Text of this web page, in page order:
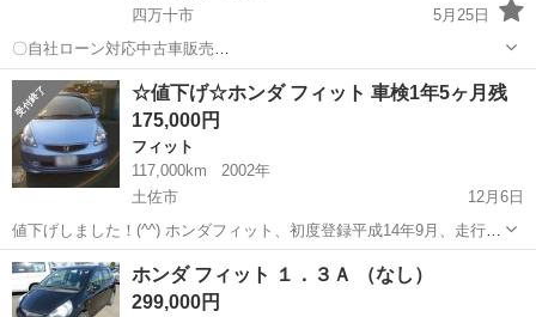
四万十市
5月25日
〇自社ローン対応中古車販売
〇 ☆どなたでも
ローン対応可能☆ １、勤続年数の短い方や自営業の方
２、パートをされる主婦の方や派遣社員の方 ３、自己破産...
高知 四万十市 フィット フィットシャトル
☆値下げ☆ホンダ フィット 車検1年5ヶ月残
175,000円
フィット
117,000km
2002年
土佐市
12月6日
値下げしました！(^^) ホンダフィット、初度登録平成14年9月、走行距
離11.7万キロ、修復歴なし、車検残1年5ヶ月（平成30年4月25日ま
で）、28年4月にタイヤ新調済、当方購入後は禁煙車で、においも気に
なりません。車...
高知 土佐市 フィット ホンダフィット
ホンダ フィット １．３Ａ （なし）
299,000円